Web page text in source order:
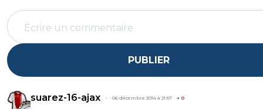
PUBLIER
suarez-16-ajax 06 décembre 2014 à 21:57 + 0